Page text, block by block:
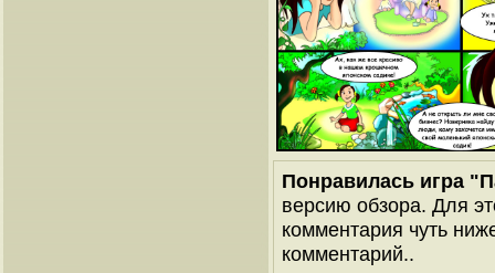
Понравилась игра
версию обзора. Для
комментария чуть
комментарий..